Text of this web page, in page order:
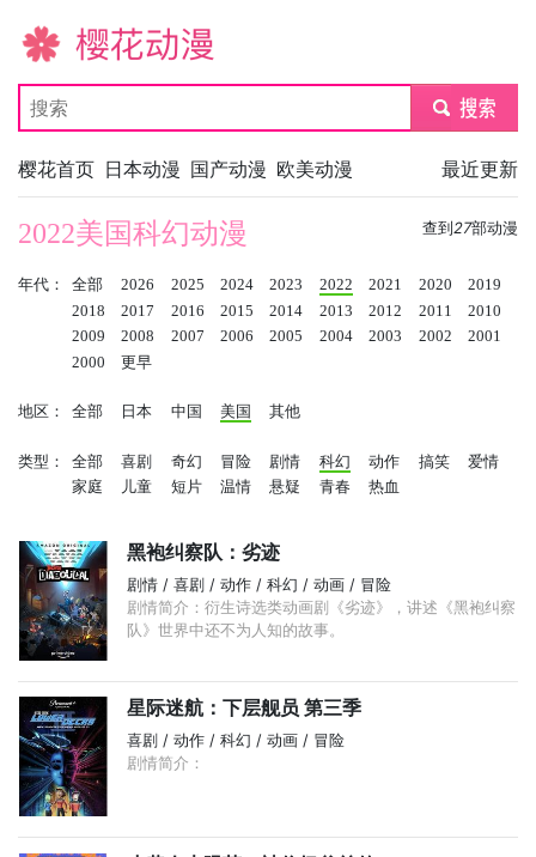
樱花动漫
submit
樱花首页 日本动漫 国产动漫 欧美动漫 最近更新
查到 27部动漫
2022美国科幻动漫
年代： 全部 2026 2025 2024 2023 2022 2021 2020
2019
2018
2017 2016 2015 2014 2013 2012 2011
2010
2009
2008 2007 2006 2005 2004 2003 2002
2001
2000
更早
地区： 全部 日本 中国 美国 其他
类型： 全部 喜剧 奇幻 冒险 剧情 科幻 动作 搞笑
爱情
家庭
儿童 短片 温情 悬疑 青春 热血
黑袍纠察队：劣迹
剧情 / 喜剧 / 动作 / 科幻 / 动画 / 冒险
剧情简介：衍生诗选类动画剧《劣迹》，讲述《黑袍纠察
队》世界中还不为人知的故事。
星际迷航：下层舰员 第三季
喜剧 / 动作 / 科幻 / 动画 / 冒险
剧情简介：